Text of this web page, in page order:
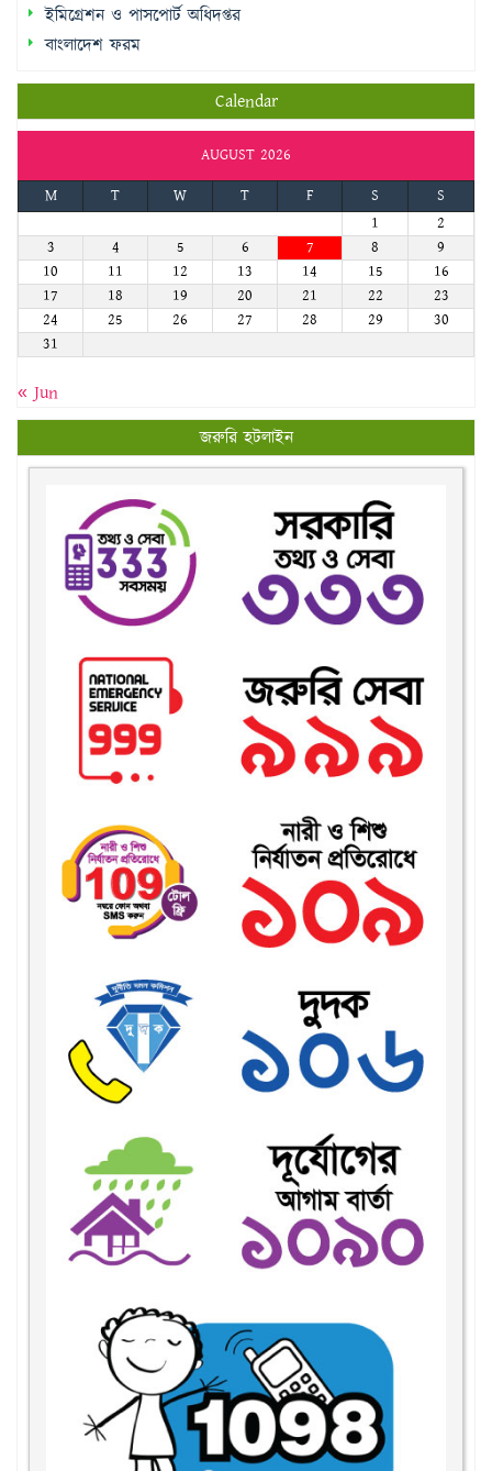
ইমিগ্রেশন ও পাসপোর্ট অধিদপ্তর
বাংলাদেশ ফরম
Calendar
AUGUST 2026
M
T W T F S
S
1
2
3
4 5 6 7 8
9
10
11 12 13 14 15
16
17
18 19 20 21 22
23
24
25 26 27 28 29
30
31
« Jun
জরুরি হটলাইন